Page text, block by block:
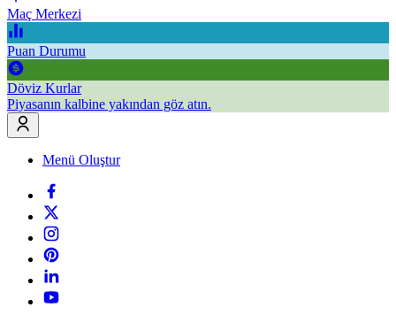
Maç Merkezi
Puan Durumu
Döviz Kurlar
Piyasanın kalbine yakından göz atın.
Menü Oluştur